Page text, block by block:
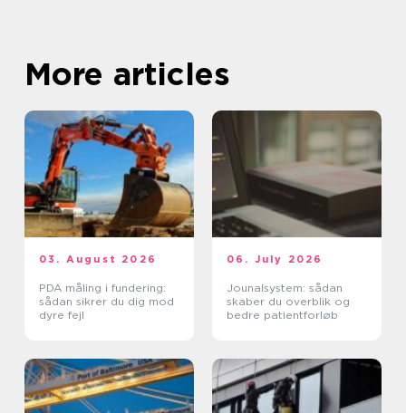
More articles
03. August 2026
PDA måling i fundering:
sådan sikrer du dig mod
dyre fejl
06. July 2026
Jounalsystem: sådan
skaber du overblik og
bedre patientforløb